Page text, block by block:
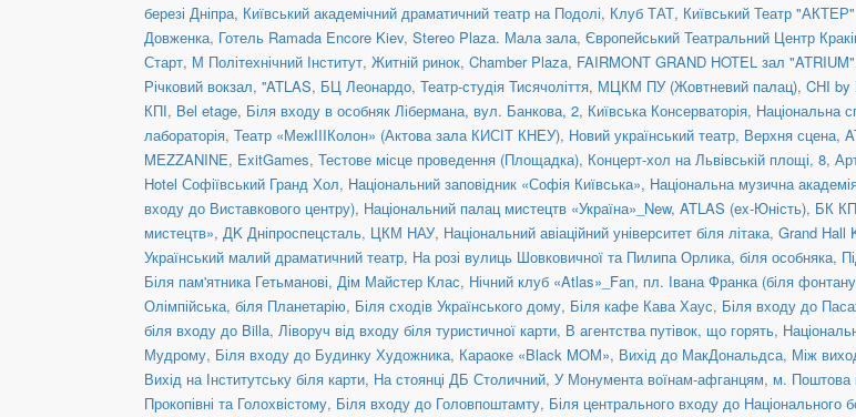
березі Дніпра, Київський академічний драматичний театр на Подолі, Клуб ТАТ, Київський Театр
Довженка, Готель Ramada Encore Kiev, Stereo Plaza. Мала зала, Європейський Театральний Центр
Старт, М Політехнічний Інститут, Житній ринок, Chamber Plaza, FAIRMONT GRAND HOTEL зал "ATRIUM"
Річковий вокзал, ''ATLAS, БЦ Леонардо, Театр-студія Тисячоліття, МЦКМ ПУ (Жовтневий палац), CHI by
КПІ, Bel etage, Біля входу в особняк Лібермана, вул. Банкова, 2, Київська Консерваторія, Національна
лабораторія, Театр «МежIIIКолон» (Актова зала КИСІТ КНЕУ), Новий український театр, Верхня сцена,
MEZZANINE, ExitGames, Тестове місце проведення (Площадка), Концерт-хол на Львівській площі, 8,
Hotel Софіївський Гранд Хол, Національний заповідник «Софія Київська», Національна музична
входу до Виставкового центру), Національний палац мистецтв «Україна»_New, ATLAS (ex-Юність), БК
мистецтв», ДK Дніпроспецсталь, ЦКМ НАУ, Національний авіаційний університет біля літака, Grand Hall
Український малий драматичний театр, На розі вулиць Шовковичної та Пилипа Орлика, біля особняка,
Біля пам'ятника Гетьманові, Дім Майстер Клас, Нічний клуб «Atlas»_Fan, пл. Івана Франка (біля
Олімпійська, біля Планетарію, Біля сходів Українського дому, Біля кафе Кава Хаус, Біля входу до
біля входу до Billa, Ліворуч від входу біля туристичної карти, В агентства путівок, що горять,
Мудрому, Біля входу до Будинку Художника, Караоке «Black MOM», Вихід до МакДональдса, Між
Вихід на Інститутську біля карти, На стоянці ДБ Столичний, У Монумента воїнам-афганцям, м. Поштова
Прокопівні та Голохвістому, Біля входу до Головпоштамту, Біля центрального входу до Національного